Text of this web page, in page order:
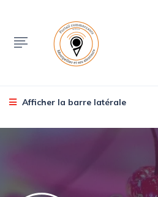
Afficher la barre latérale